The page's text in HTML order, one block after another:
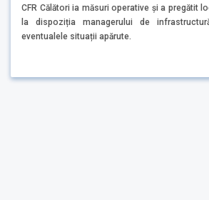
CFR Călători ia măsuri operative și a pregătit
la dispoziția managerului de
eventualele situații apărute.